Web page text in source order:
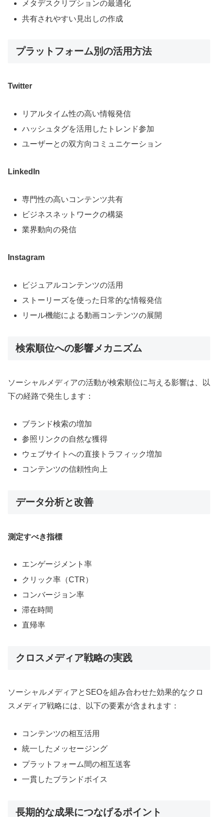
メタデスクリプションの最適化
共有されやすい見出しの作成
プラットフォーム別の活用方法
Twitter
リアルタイム性の高い情報発信
ハッシュタグを活用したトレンド参加
ユーザーとの双方向コミュニケーション
LinkedIn
専門性の高いコンテンツ共有
ビジネスネットワークの構築
業界動向の発信
Instagram
ビジュアルコンテンツの活用
ストーリーズを使った日常的な情報発信
リール機能による動画コンテンツの展開
検索順位への影響メカニズム
ソーシャルメディアの活動が検索順位に与える影響は、以
下の経路で発生します：
ブランド検索の増加
参照リンクの自然な獲得
ウェブサイトへの直接トラフィック増加
コンテンツの信頼性向上
データ分析と改善
測定すべき指標
エンゲージメント率
クリック率（CTR）
コンバージョン率
滞在時間
直帰率
クロスメディア戦略の実践
ソーシャルメディアとSEOを組み合わせた効果的なクロ
スメディア戦略には、以下の要素が含まれます：
コンテンツの相互活用
統一したメッセージング
プラットフォーム間の相互送客
一貫したブランドボイス
長期的な成果につなげるポイント